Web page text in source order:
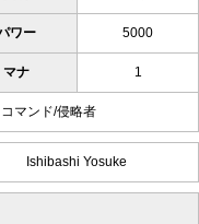
ワー 5000
マナ 1
マンド/侵略者
Ishibashi Yosuke